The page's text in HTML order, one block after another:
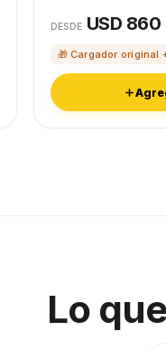
DESDE USD 860
🎁 Cargador original
Lo